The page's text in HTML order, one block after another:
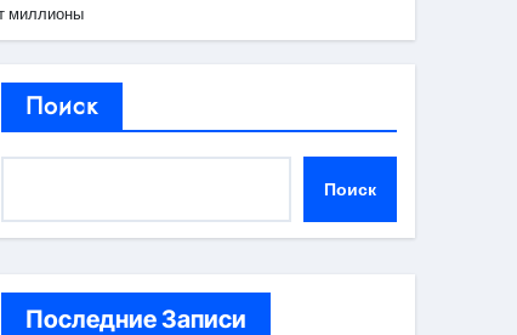
миллионы
Поиск
Поиск
Последние Записи